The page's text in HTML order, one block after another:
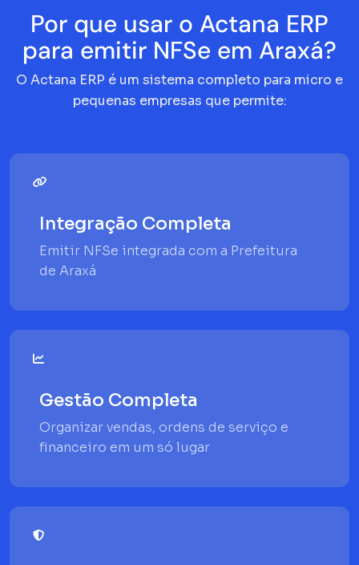
Por que usar o Actana ERP
para emitir NFSe em Araxá?
O Actana ERP é um sistema completo para micro e
pequenas empresas que permite:
Integração Completa
Emitir NFSe integrada com a Prefeitura
de Araxá
Gestão Completa
Organizar vendas, ordens de serviço e
financeiro em um só lugar